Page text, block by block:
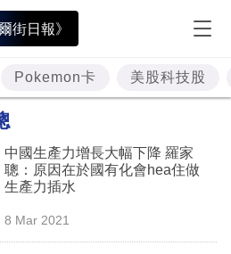
街日報》
Pokemon卡 美股科技股
中國生產力增長大幅下降 羅家
聰：原因在於國有化會hea住做
生產力插水
8 Mar 2021